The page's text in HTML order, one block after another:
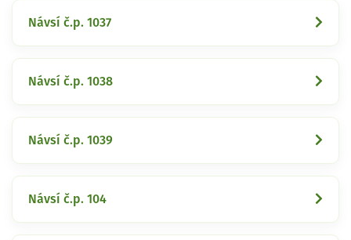
Návsí č.p. 1037
Návsí č.p. 1038
Návsí č.p. 1039
Návsí č.p. 104